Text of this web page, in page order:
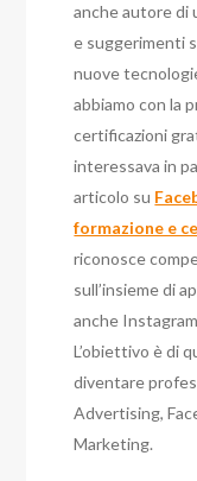
anche autore di
e suggerimenti
nuove
abbiamo con la
certificazioni
interessava in
articolo su
formazione e
riconosce
sull’insieme di
anche
L’obiettivo è di
diventare
Advertising,
Marketing.